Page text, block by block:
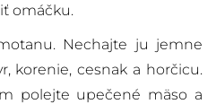
omáčku.
Nechajte ju jemne
korenie, cesnak a horčicu.
polejte upečené mäso a